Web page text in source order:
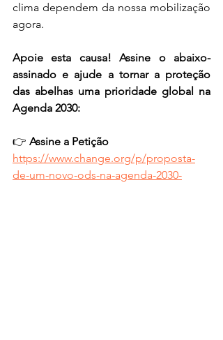
clima dependem da nossa mobilização
agora.
Apoie esta causa! Assine o abaixo-
assinado e ajude a tornar a proteção
das abelhas uma prioridade global na
Agenda 2030:
👉 Assine a Petição
https://www.change.org/p/proposta-
de-um-novo-ods-na-agenda-2030-